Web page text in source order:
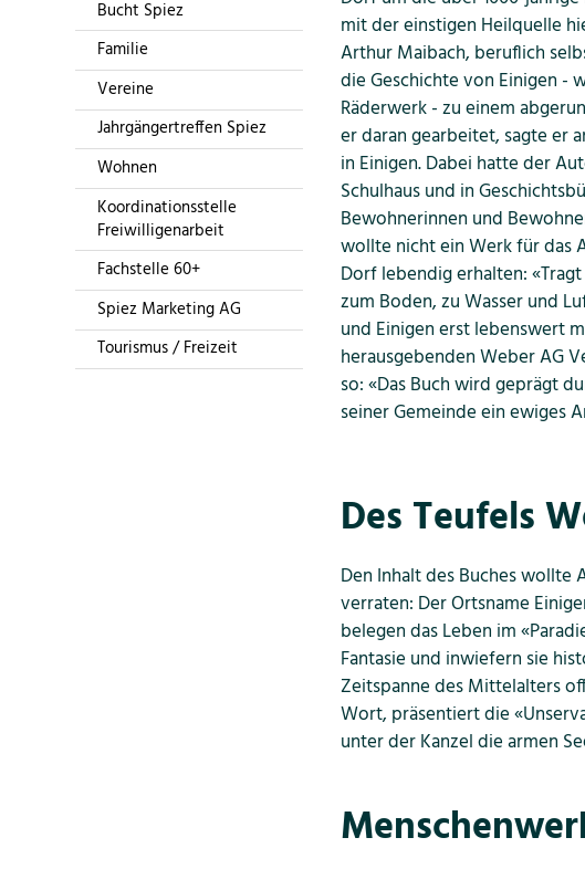
Bucht Spiez
Familie
Vereine
Jahrgängertreffen Spiez
Wohnen
Koordinationsstelle
Freiwilligenarbeit
Fachstelle 60+
Spiez Marketing AG
Tourismus / Freizeit
mit der einstigen Heilquelle
Arthur Maibach, beruflich
die Geschichte von Einigen -
Räderwerk - zu einem
er daran gearbeitet, sagte er
in Einigen. Dabei hatte der
Schulhaus und in
Bewohnerinnen und
wollte nicht ein Werk für das
Dorf lebendig erhalten:
zum Boden, zu Wasser und
und Einigen erst lebenswert
herausgebenden Weber AG
so: «Das Buch wird geprägt
seiner Gemeinde ein ewiges
Des Teufels
Den Inhalt des Buches wollte
verraten: Der Ortsname
belegen das Leben im
Fantasie und inwiefern sie
Zeitspanne des Mittelalters
Wort, präsentiert die
unter der Kanzel die armen